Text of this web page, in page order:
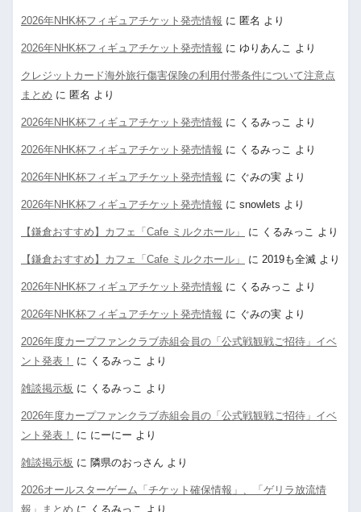
2026年NHK杯フィギュアチケット発売情報 に 匿名 より
2026年NHK杯フィギュアチケット発売情報 に ゆりあんこ より
クレジットカード海外旅行傷害保険の利用付帯条件について注意点
まとめ に 匿名 より
2026年NHK杯フィギュアチケット発売情報 に くるみっこ より
2026年NHK杯フィギュアチケット発売情報 に くるみっこ より
2026年NHK杯フィギュアチケット発売情報 に ぐみの実 より
2026年NHK杯フィギュアチケット発売情報 に snowlets より
【鎌倉おすすめ】カフェ「Cafe ミルクホール」 に くるみっこ より
【鎌倉おすすめ】カフェ「Cafe ミルクホール」 に 2019も全滅 より
2026年NHK杯フィギュアチケット発売情報 に くるみっこ より
2026年NHK杯フィギュアチケット発売情報 に ぐみの実 より
2026年度カープファンクラブ赤組会員の「公式戦観戦ご招待」イベ
ント発表！
に くるみっこ より
雑談掲示板 に くるみっこ より
2026年度カープファンクラブ赤組会員の「公式戦観戦ご招待」イベ
ント発表！
に にーにー より
雑談掲示板 に 隣県のおっさん より
2026オールスターゲーム「チケット確保情報」、「ゲリラ放流情
報」まとめ に くるみっこ より